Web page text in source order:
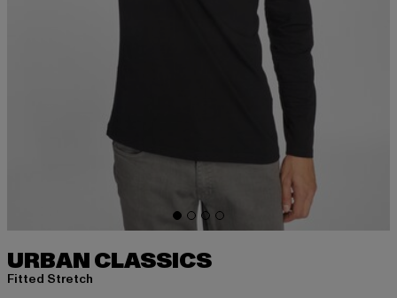
URBAN CLASSICS
Fitted Stretch